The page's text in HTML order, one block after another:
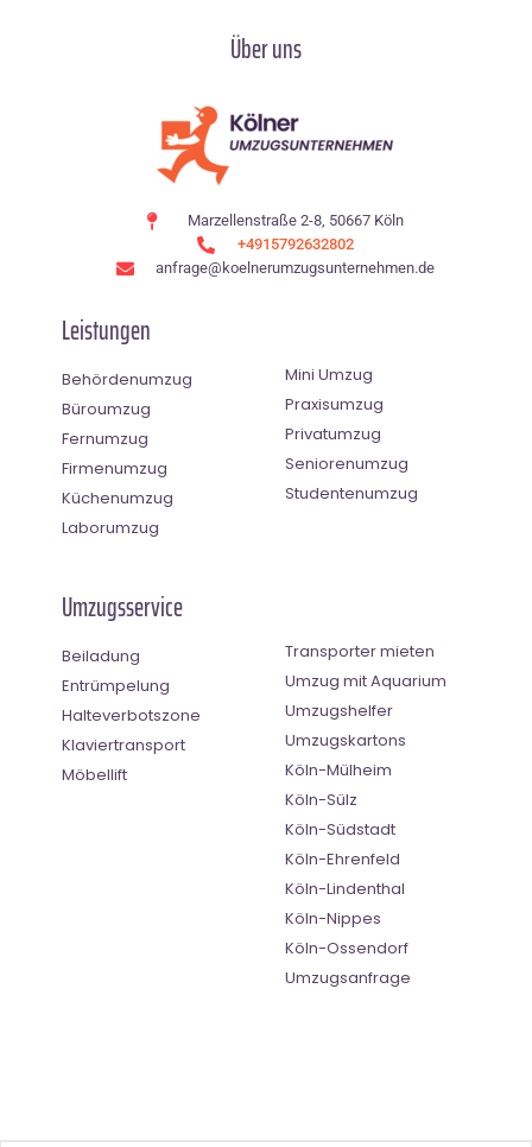
Über uns
Marzellenstraße 2-8, 50667 Köln
+4915792632802
anfrage@koelnerumzugsunternehmen.de
Leistungen
Behördenumzug
Büroumzug
Fernumzug
Firmenumzug
Küchenumzug
Laborumzug
Mini Umzug
Praxisumzug
Privatumzug
Seniorenumzug
Studentenumzug
Umzugsservice
Beiladung
Entrümpelung
Halteverbotszone
Klaviertransport
Möbellift
Transporter mieten
Umzug mit Aquarium
Umzugshelfer
Umzugskartons
Köln-Mülheim
Köln-Sülz
Köln-Südstadt
Köln-Ehrenfeld
Köln-Lindenthal
Köln-Nippes
Köln-Ossendorf
Umzugsanfrage